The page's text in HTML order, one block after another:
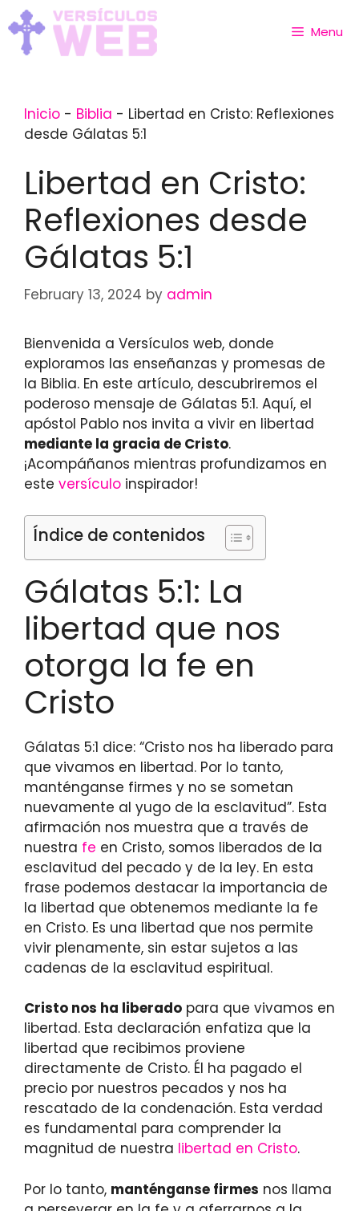
Skip
to
content
Menu
Inicio - Biblia - Libertad en Cristo: Reflexiones
desde Gálatas 5:1
Libertad en Cristo:
Reflexiones desde
Gálatas 5:1
February 13, 2024 by admin
Bienvenida a Versículos web, donde
exploramos las enseñanzas y promesas de
la Biblia. En este artículo, descubriremos el
poderoso mensaje de Gálatas 5:1. Aquí, el
apóstol Pablo nos invita a vivir en libertad
mediante la gracia de Cristo.
¡Acompáñanos mientras profundizamos en
este versículo inspirador!
Índice de contenidos
Gálatas 5:1: La
libertad que nos
otorga la fe en
Cristo
Gálatas 5:1 dice: “Cristo nos ha liberado para
que vivamos en libertad. Por lo tanto,
manténganse firmes y no se sometan
nuevamente al yugo de la esclavitud”. Esta
afirmación nos muestra que a través de
nuestra fe en Cristo, somos liberados de la
esclavitud del pecado y de la ley. En esta
frase podemos destacar la importancia de
la libertad que obtenemos mediante la fe
en Cristo. Es una libertad que nos permite
vivir plenamente, sin estar sujetos a las
cadenas de la esclavitud espiritual.
Cristo nos ha liberado para que vivamos en
libertad. Esta declaración enfatiza que la
libertad que recibimos proviene
directamente de Cristo. Él ha pagado el
precio por nuestros pecados y nos ha
rescatado de la condenación. Esta verdad
es fundamental para comprender la
magnitud de nuestra libertad en Cristo.
Por lo tanto, manténganse firmes nos llama